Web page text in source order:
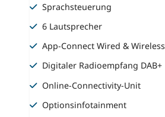
Sprachsteuerung
6 Lautsprecher
App-Connect Wired & Wireless
Digitaler Radioempfang DAB+
Online-Connectivity-Unit
Optionsinfotainment